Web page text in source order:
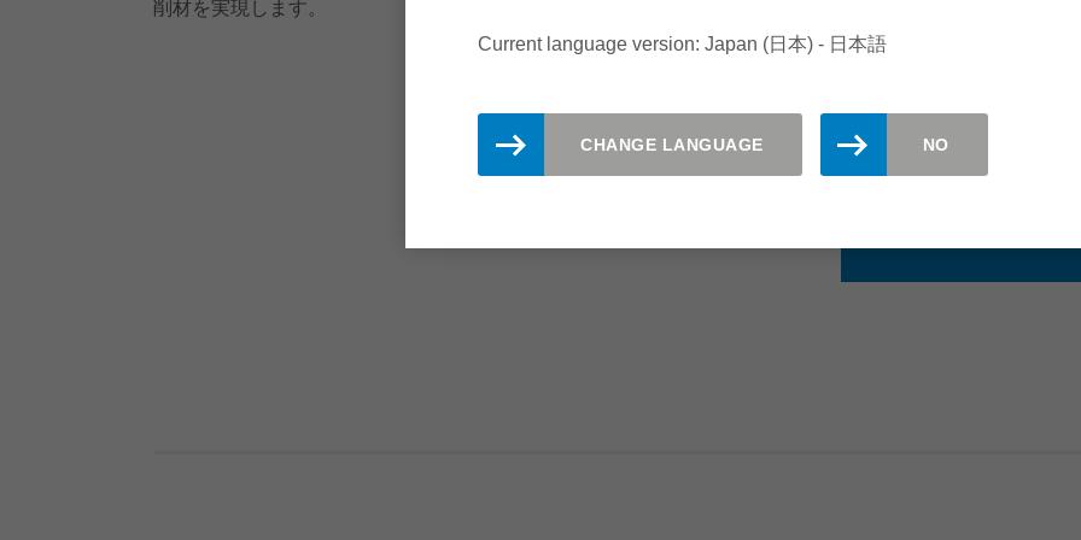
削材を実現します。
廃棄物の削
使いやすい
Current language version: Japan (日本) - 日本語
CHANGE LANGUAGE NO